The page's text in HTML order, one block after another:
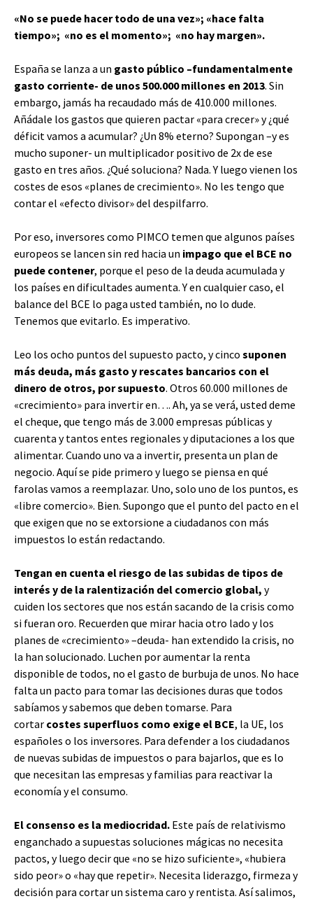
«No se puede hacer todo de una vez»; «hace falta
tiempo»; «no es el momento»; «no hay margen».
España se lanza a un gasto público –fundamentalmente
gasto corriente- de unos 500.000 millones en 2013. Sin
embargo, jamás ha recaudado más de 410.000 millones.
Añádale los gastos que quieren pactar «para crecer» y ¿qué
déficit vamos a acumular? ¿Un 8% eterno? Supongan –y es
mucho suponer- un multiplicador positivo de 2x de ese
gasto en tres años. ¿Qué soluciona? Nada. Y luego vienen los
costes de esos «planes de crecimiento». No les tengo que
contar el «efecto divisor» del despilfarro.
Por eso, inversores como PIMCO temen que algunos países
europeos se lancen sin red hacia un impago que el BCE no
puede contener, porque el peso de la deuda acumulada y
los países en dificultades aumenta. Y en cualquier caso, el
balance del BCE lo paga usted también, no lo dude.
Tenemos que evitarlo. Es imperativo.
Leo los ocho puntos del supuesto pacto, y cinco suponen
más deuda, más gasto y rescates bancarios con el
dinero de otros, por supuesto. Otros 60.000 millones de
«crecimiento» para invertir en…. Ah, ya se verá, usted deme
el cheque, que tengo más de 3.000 empresas públicas y
cuarenta y tantos entes regionales y diputaciones a los que
alimentar. Cuando uno va a invertir, presenta un plan de
negocio. Aquí se pide primero y luego se piensa en qué
farolas vamos a reemplazar. Uno, solo uno de los puntos, es
«libre comercio». Bien. Supongo que el punto del pacto en el
que exigen que no se extorsione a ciudadanos con más
impuestos lo están redactando.
Tengan en cuenta el riesgo de las subidas de tipos de
interés y de la ralentización del comercio global, y
cuiden los sectores que nos están sacando de la crisis como
si fueran oro. Recuerden que mirar hacia otro lado y los
planes de «crecimiento» –deuda- han extendido la crisis, no
la han solucionado. Luchen por aumentar la renta
disponible de todos, no el gasto de burbuja de unos. No hace
falta un pacto para tomar las decisiones duras que todos
sabíamos y sabemos que deben tomarse. Para
cortar costes superfluos como exige el BCE, la UE, los
españoles o los inversores. Para defender a los ciudadanos
de nuevas subidas de impuestos o para bajarlos, que es lo
que necesitan las empresas y familias para reactivar la
economía y el consumo.
El consenso es la mediocridad. Este país de relativismo
enganchado a supuestas soluciones mágicas no necesita
pactos, y luego decir que «no se hizo suficiente», «hubiera
sido peor» o «hay que repetir». Necesita liderazgo, firmeza y
decisión para cortar un sistema caro y rentista. Así salimos,